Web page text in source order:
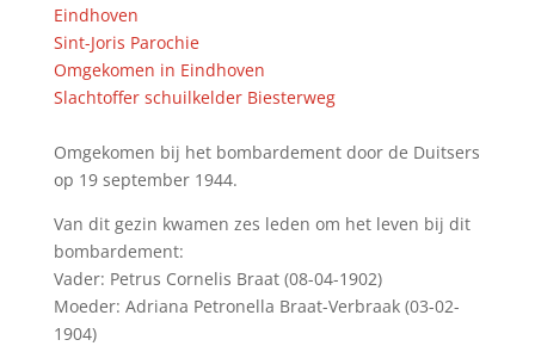
Eindhoven
Sint-Joris Parochie
Omgekomen in Eindhoven
Slachtoffer schuilkelder Biesterweg
Omgekomen bij het bombardement door de Duitsers
op 19 september 1944.
Van dit gezin kwamen zes leden om het leven bij dit
bombardement:
Vader: Petrus Cornelis Braat (08-04-1902)
Moeder: Adriana Petronella Braat-Verbraak (03-02-
1904)